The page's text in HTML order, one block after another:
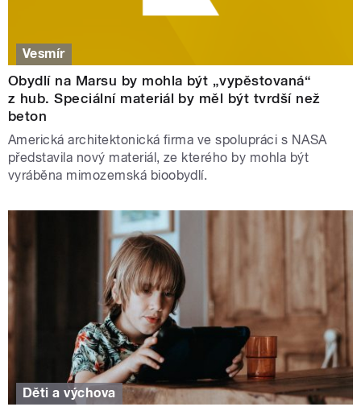
Vesmír
Obydlí na Marsu by mohla být „vypěstovaná“
z hub. Speciální materiál by měl být tvrdší než
beton
Americká architektonická firma ve spolupráci s NASA
představila nový materiál, ze kterého by mohla být
vyráběna mimozemská bioobydlí.
Děti a výchova